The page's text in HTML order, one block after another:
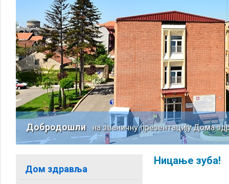
Добродошлина званичну презентацију Дома
Дом здравља
Ницање зуба!